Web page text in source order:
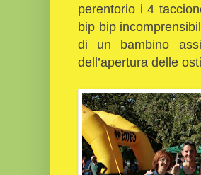
perentorio i 4
bip bip
di un bambino
dell’apertura delle